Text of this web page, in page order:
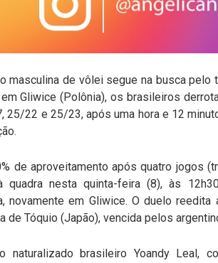
masculina de vôlei segue na busca pelo
Gliwice (Polônia), os brasileiros
25/22 e 25/23, após uma hora e 12
de aproveitamento após quatro jogos
quadra nesta quinta-feira (8), às
novamente em Gliwice. O duelo
de Tóquio (Japão), vencida pelos
naturalizado brasileiro Yoandy Leal,